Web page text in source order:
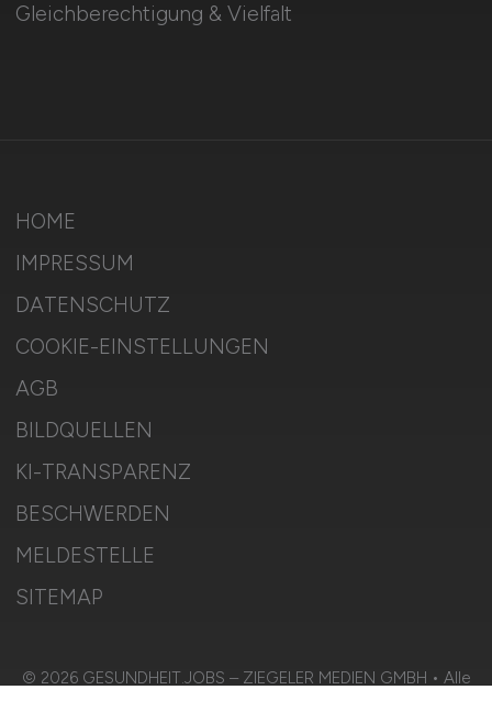
Gleichberechtigung & Vielfalt
HOME
IMPRESSUM
DATENSCHUTZ
COOKIE-EINSTELLUNGEN
AGB
BILDQUELLEN
KI-TRANSPARENZ
BESCHWERDEN
MELDESTELLE
SITEMAP
© 2026 GESUNDHEIT.JOBS – ZIEGELER MEDIEN GMBH • Alle